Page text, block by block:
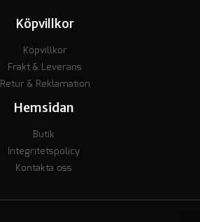
Köpvillkor
Köpvillkor
Frakt & Leverans
Retur & Reklamation
Hemsidan
Butik
Integritetspolicy
Kontakta oss